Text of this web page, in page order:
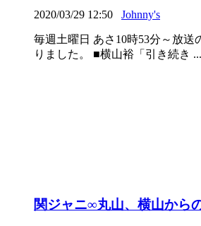
2020/03/29 12:50 Johnny's
毎週土曜日 あさ10時53分～放
りました。 ■横山裕「引き続き ...
関ジャニ∞丸山、横山から